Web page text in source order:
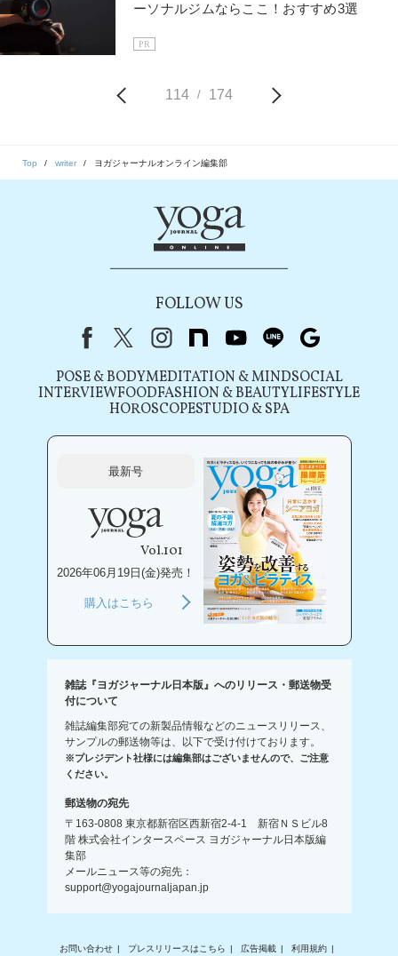
ーソナルジムならここ！おすすめ3選
PR
114 / 174
Top writer ヨガジャーナルオンライン編集部
FOLLOW US
FacebookX（旧Twitter）
instagram
note youtubeline
POSE & BODYMEDITATION & MINDSOCIAL
INTERVIEWFOODFASHION & BEAUTYLIFESTYLE
HOROSCOPESTUDIO & SPA
最新号
Vol.101
2026年06月19日(金)発売！
購入はこちら
雑誌『ヨガジャーナル日本版』へのリリース・郵送物受
付について
雑誌編集部宛ての新製品情報などのニュースリリース、
サンプルの郵送物等は、以下で受け付けております。
※プレジデント社様には編集部はございませんので、ご注意
ください。
郵送物の宛先
〒163-0808 東京都新宿区西新宿2-4-1 新宿ＮＳビル8
階 株式会社インタースペース ヨガジャーナル日本版編
集部
メールニュース等の宛先：
support@yogajournaljapan.jp
お問い合わせ プレスリリースはこちら 広告掲載 利用規約